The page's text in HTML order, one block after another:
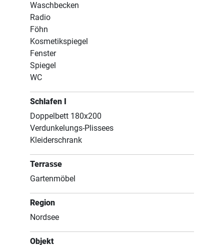
Waschbecken
Radio
Föhn
Kosmetikspiegel
Fenster
Spiegel
WC
Schlafen I
Doppelbett 180x200
Verdunkelungs-Plissees
Kleiderschrank
Terrasse
Gartenmöbel
Region
Nordsee
Objekt